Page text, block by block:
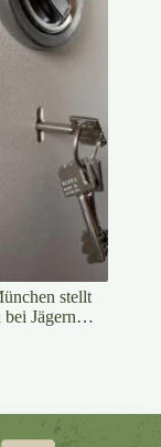
stellt
Jägern